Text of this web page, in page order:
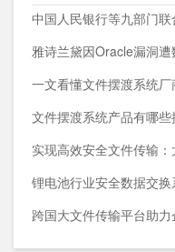
雅诗兰黛因Oracle漏洞
实现高效安全文件传输
跨国大文件传输平台助